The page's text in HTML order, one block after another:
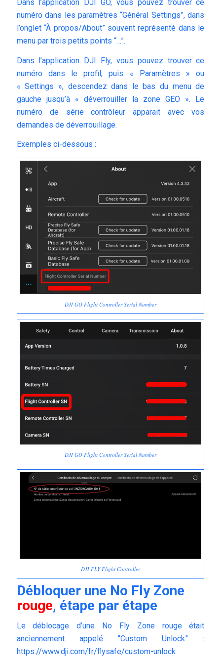
Dans l’application DJI GO, vous pouvez trouver ce
numéro dans les paramètres “Général Settings”, dans
l’onglet “À propos/About” souvent représenté dans le
menu par trois petits points “…”.
Dans l’application DJI Fly, vous pouvez trouver ce
numéro dans le profil, puis « Paramètres » ou
« Settings », descendez dans le bas du menu de
gauche jusqu’à « déverrouiller la zone GEO ». Le
numéro de série contrôleur apparait avec vos
demandes de déverrouillage.
Exemples ci-dessous :
DJI GO Flight Controller Serial Number
DJI GO Flight Controller Serial Number
DJI FLY Flight Controller
Débloquer une No Fly Zone
rouge, étape par étape
Le déblocage d’une No Fly Zone rouge était
anciennement appelé “Custom Unlock” :
https://www.dji.com/fr/flysafe/custom-unlock